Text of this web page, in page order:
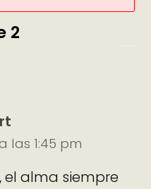
2
las 1:45 pm
el alma siempre